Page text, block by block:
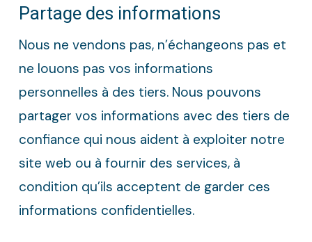
Partage des informations
Nous ne vendons pas, n’échangeons pas et
ne louons pas vos informations
personnelles à des tiers. Nous pouvons
partager vos informations avec des tiers de
confiance qui nous aident à exploiter notre
site web ou à fournir des services, à
condition qu’ils acceptent de garder ces
informations confidentielles.